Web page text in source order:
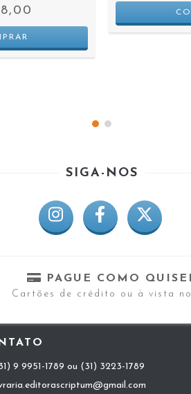
SIGA-NOS
PAGUE COMO
Cartões de crédito ou à vista
9 9951-1789 ou (31) 3223-1789